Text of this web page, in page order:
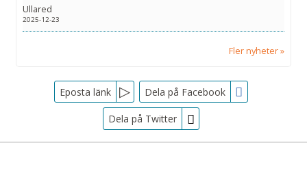
Ullared
2025-12-23
Fler nyheter
FacebookEposta länk Dela på Facebook
Dela på Twitter